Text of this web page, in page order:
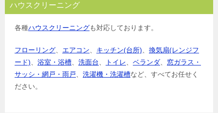
ハウスクリーニング
各種ハウスクリーニングも対応しております。
フローリング エアコン キッチン(台所)
換気扇(レンジフ
ード)
浴室・浴槽 洗面台 トイレ ベランダ
窓ガラス・
サッシ・網戸・雨戸
洗濯機・洗濯槽など、すべてお任せく
ださい。